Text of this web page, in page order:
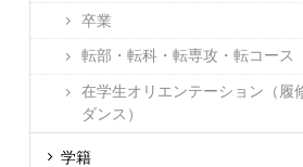
卒業
転部・転科・転専攻・転コース
在学生オリエンテーション（履
ダンス）
学籍